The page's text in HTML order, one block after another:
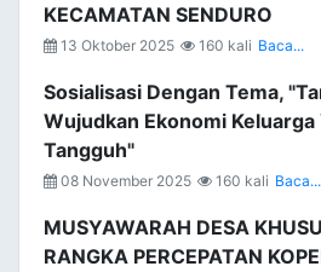
KECAMATAN SENDURO
13 Oktober 2025 160 kali Baca...
Sosialisasi Dengan Tema,
Wujudkan Ekonomi Keluarga
Tangguh"
08 November 2025 160 kali Baca...
MUSYAWARAH DESA
RANGKA PERCEPATAN